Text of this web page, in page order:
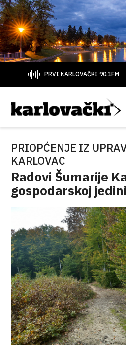
PRVI KARLOVAČKI 90.1FM
PRIOPĆENJE IZ
KARLOVAC
Radovi Šumarije
gospodarskoj